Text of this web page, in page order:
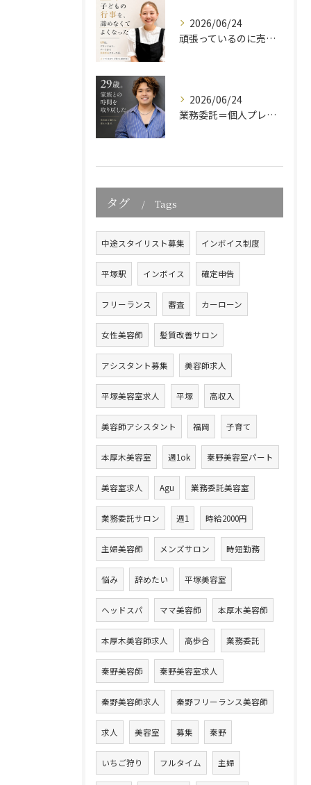
2026/06/24
頑張っているのに売上が伸びない美容師へ
2026/06/24
業務委託＝個人プレーではありません。株式会社フラットの働き方
タグ Tags
中途スタイリスト募集 インボイス制度
平塚駅 インボイス 確定申告
フリーランス 審査 カーローン
女性美容師 髪質改善サロン
アシスタント募集 美容師求人
平塚美容室求人 平塚 高収入
美容師アシスタント 福岡 子育て
本厚木美容室 週1ok 秦野美容室パート
美容室求人 Agu 業務委託美容室
業務委託サロン 週1 時給2000円
主婦美容師 メンズサロン 時短勤務
悩み 辞めたい 平塚美容室
ヘッドスパ ママ美容師 本厚木美容師
本厚木美容師求人 高歩合 業務委託
秦野美容師 秦野美容室求人
秦野美容師求人 秦野フリーランス美容師
求人 美容室 募集 秦野
いちご狩り フルタイム 主婦